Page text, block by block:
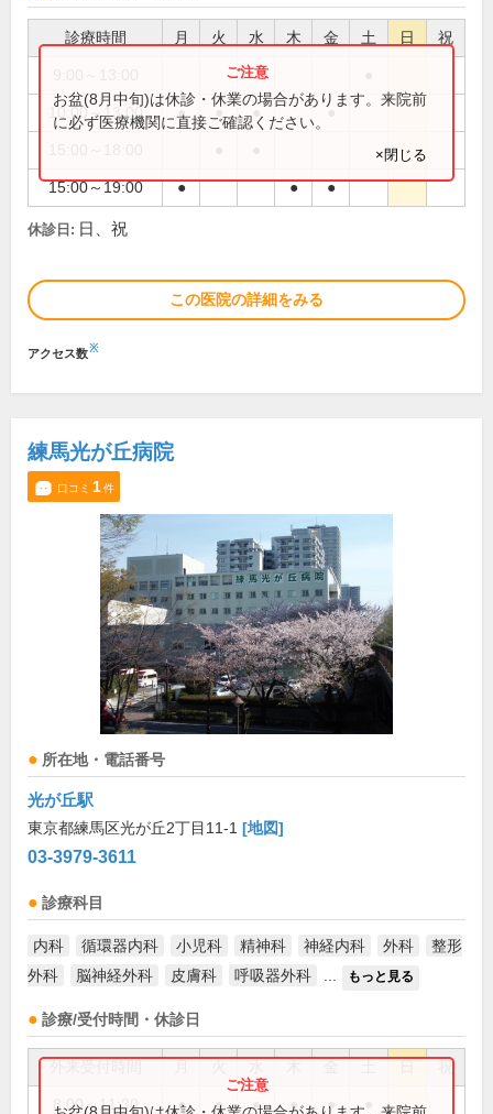
診療時間 月 火 水 木 金 土 日 祝
10:00～13:00 ● ● ● ●
15:00～19:00 ● ● ●
お盆(8月中旬)は休診・休業の場合があります。来院前
に必ず医療機関に直接ご確認ください。
×閉じる
休診日: 日、祝
この医院の詳細をみる
アクセス数※
練馬光が丘病院
口コミ 1件
所在地・電話番号
光が丘駅
東京都練馬区光が丘2丁目11-1 [地図]
03-3979-3611
診療科目
内科 循環器内科 小児科 精神科 神経内科 外科
整形
外科
脳神経外科 皮膚科 呼吸器外科 もっと見る
診療/受付時間・休診日
祝
8:00～11:30 ● ● ● ● ●